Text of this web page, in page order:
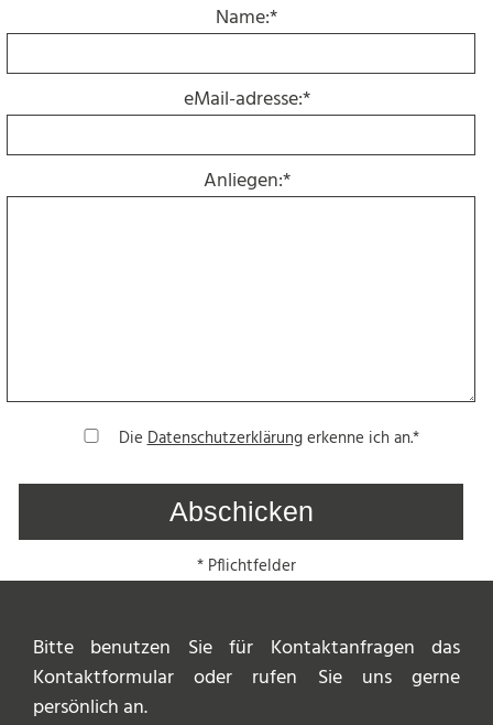
Name:*
eMail-adresse:*
Anliegen:*
DieDatenschutzerklärungerkenne ich an.*
* Pflichtfelder
Bitte benutzen Sie für Kontaktanfragen das
Kontaktformular oder rufen Sie uns gerne
persönlich an.